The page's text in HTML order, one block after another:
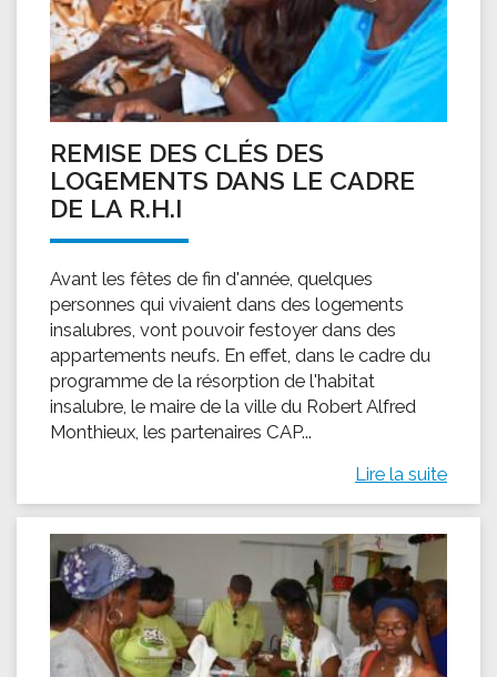
REMISE DES CLÉS DES
LOGEMENTS DANS LE CADRE
DE LA R.H.I
Avant les fêtes de fin d'année, quelques
personnes qui vivaient dans des logements
insalubres, vont pouvoir festoyer dans des
appartements neufs. En effet, dans le cadre du
programme de la résorption de l'habitat
insalubre, le maire de la ville du Robert Alfred
Monthieux, les partenaires CAP...
Lire la suite